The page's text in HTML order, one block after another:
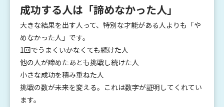
成功する人は「諦めなかった人」
大きな結果を出す人って、特別な才能がある人よりも「や
めなかった人」です。
1回でうまくいかなくても続けた人
他の人が諦めたあとも挑戦し続けた人
小さな成功を積み重ねた人
挑戦の数が未来を変える。これは数字が証明してくれてい
ます。